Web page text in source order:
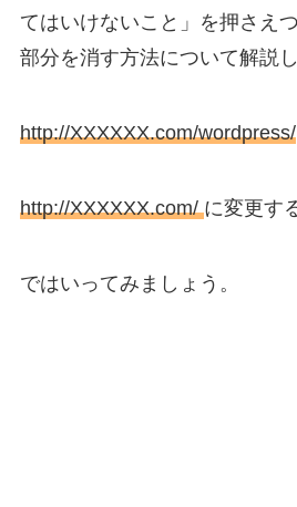
てはいけないこと」を押さえ
部分を消す方法について解説し
http://XXXXXX.com/wordpress/
http://XXXXXX.com/に変更す
ではいってみましょう。